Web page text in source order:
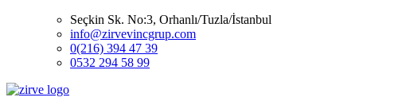
Seçkin Sk. No:3, Orhanlı/Tuzla/İstanbul
info@zirvevincgrup.com
0(216) 394 47 39
0532 294 58 99